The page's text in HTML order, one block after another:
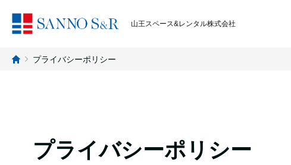
山王スペース&レンタル株式会社
プライバシーポリシー
プライバシーポリシー